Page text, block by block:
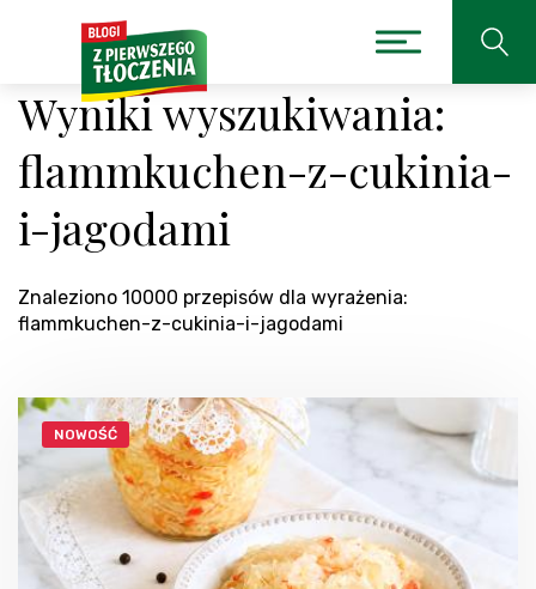
Wyniki wyszukiwania:
flammkuchen-z-cukinia-
i-jagodami
Znaleziono 10000 przepisów dla wyrażenia:
flammkuchen-z-cukinia-i-jagodami
NOWOŚĆ